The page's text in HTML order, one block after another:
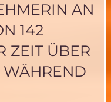
AN
142
ZEIT ÜBER
WÄHREND